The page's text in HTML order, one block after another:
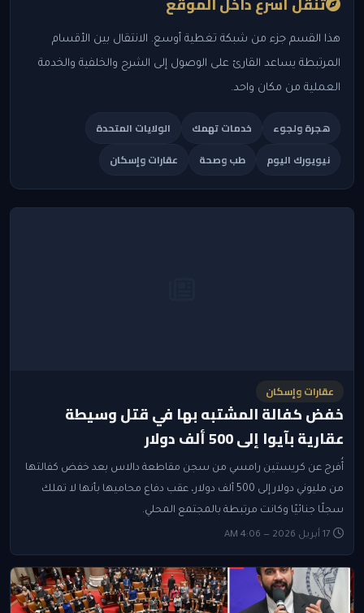
هذا القسم جزء من شبكة تغطية أوسع. الانتقال بين الأقسام
المرتبطة يساعد القارئ على الوصول إلى الشرح والخلفية والخدمة
العملية من مكان واحد.
هجرة ولجوء خدمات تهمك
الولايات المتحدة
نيويورك اليوم
طب وصحة عقارات وإسكان
عقارات وإسكان
خفض كفالة المشتبه بها في قتل وسيطة
عقارية بآيوا إلى 500 ألف دولار
أُفرج عن كريستين رامسي من سجن مقاطعة دالاس بعد خفض كفالتها
من مليوني دولار إلى 500 ألف دولار، عقب دفاع محاميها بأنها لا تملك
سجلًا جنائيًا وكانت مرتبطة بالمجتمع المحلي.